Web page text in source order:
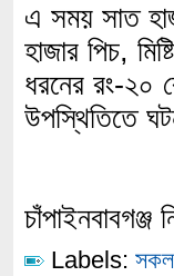
এ সময় সাত
হাজার পিচ,
ধরনের রং-২০
উপস্থিতিতে
Labels: সকল